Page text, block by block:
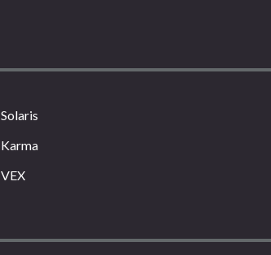
Solaris
Karma
VEX